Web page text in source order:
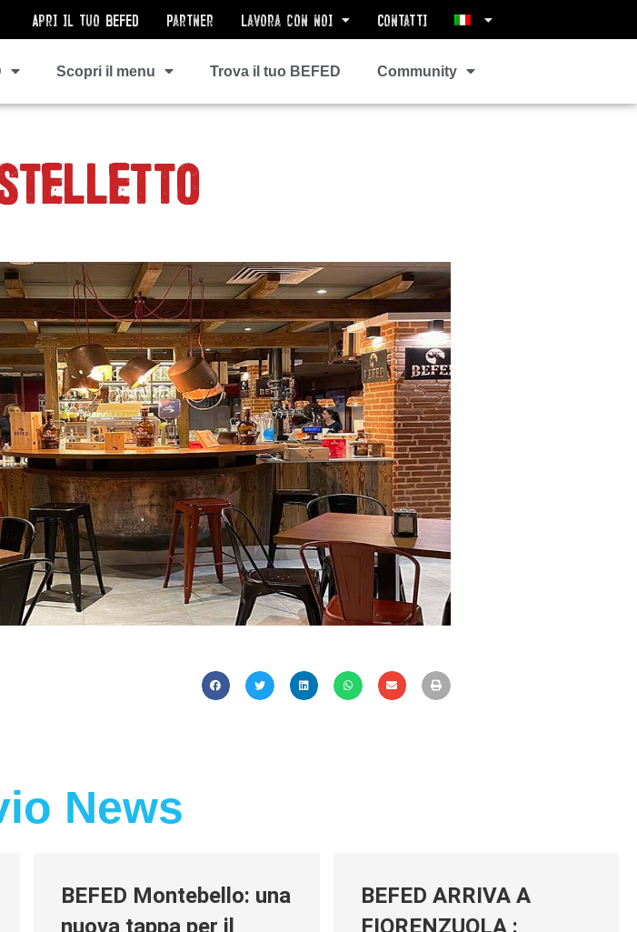
Apri il tuo BEFED Partner Lavora con noi Contatti
Scopri il menu Trova il tuo BEFED Community
News
BEFED Montebello: una
nuova tappa per il
BEFED ARRIVA A
FIORENZUOLA :